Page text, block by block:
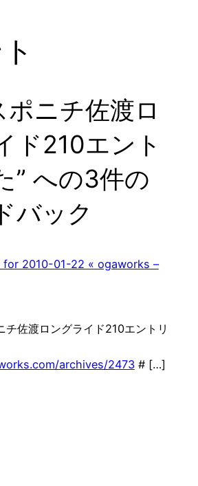
ポニチ佐渡ロ
ド210エント
” への3件の
バック
2010-01-22 « ogaworks –
佐渡ロングライド210エントリ
archives/2473# […]